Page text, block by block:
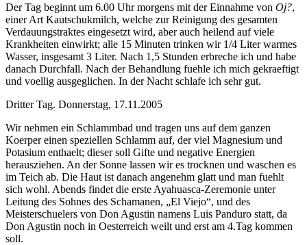
Der Tag beginnt um 6.00 Uhr morgens mit der Einnahme von Oj?,
einer Art Kautschukmilch, welche zur Reinigung des gesamten
Verdauungstraktes eingesetzt wird, aber auch heilend auf viele
Krankheiten einwirkt; alle 15 Minuten trinken wir 1/4 Liter warmes
Wasser, insgesamt 3 Liter. Nach 1,5 Stunden erbreche ich und habe
danach Durchfall. Nach der Behandlung fuehle ich mich gekraeftigt
und voellig ausgeglichen. In der Nacht schlafe ich sehr gut.
Dritter Tag. Donnerstag, 17.11.2005
Wir nehmen ein Schlammbad und tragen uns auf dem ganzen
Koerper einen speziellen Schlamm auf, der viel Magnesium und
Potasium enthaelt; dieser soll Gifte und negative Energien
herausziehen. An der Sonne lassen wir es trocknen und waschen es
im Teich ab. Die Haut ist danach angenehm glatt und man fuehlt
sich wohl. Abends findet die erste Ayahuasca-Zeremonie unter
Leitung des Sohnes des Schamanen, „El Viejo“, und des
Meisterschuelers von Don Agustin namens Luis Panduro statt, da
Don Agustin noch in Oesterreich weilt und erst am 4.Tag kommen
soll.